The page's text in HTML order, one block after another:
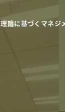
理論に基づくマネジ